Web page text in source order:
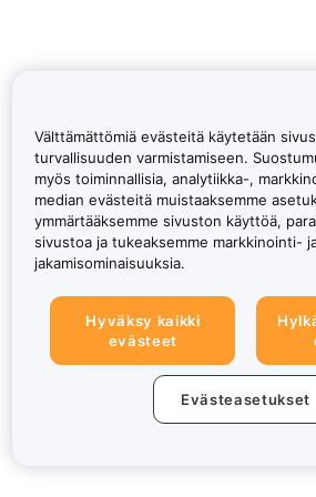
Välttämättömiä evästeitä käytetään
turvallisuuden varmistamiseen.
myös toiminnallisia, analytiikka-,
median evästeitä muistaaksemme
ymmärtääksemme sivuston käyttöä,
sivustoa ja tukeaksemme markkinointi-
jakamisominaisuuksia.
Hyväksy kaikki
evästeet
Evästeasetukset